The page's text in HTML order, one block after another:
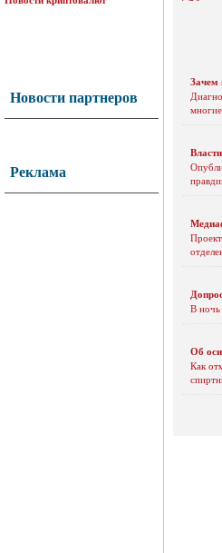
Новости партнеров
Реклама
Зачем
В ночь
Об
Как